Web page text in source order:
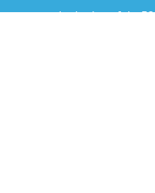
In der Langfuhr 32